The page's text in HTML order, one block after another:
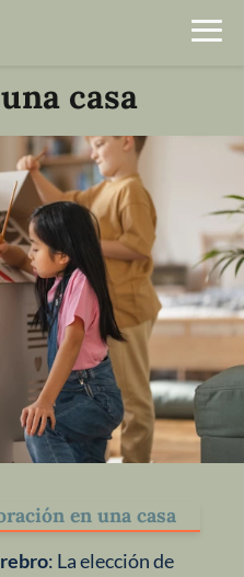
casa
en una casa
: La elección de